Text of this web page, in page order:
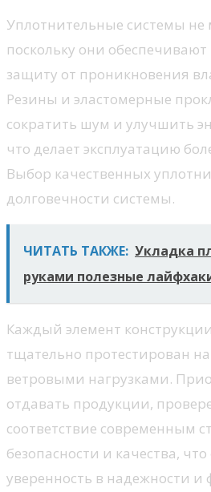
Уплотнительные системы
поскольку они
защиту от проникновения
Резины и эластомерные
сократить шум и улучшить
что делает эксплуатацию
Выбор качественных
долговечности системы.
ЧИТАТЬ ТАКЖЕ: Укладка
руками полезные
Каждый элемент
тщательно протестирован
ветровыми нагрузками.
отдавать продукции,
соответствие современным
безопасности и качества,
уверенность в надежности и